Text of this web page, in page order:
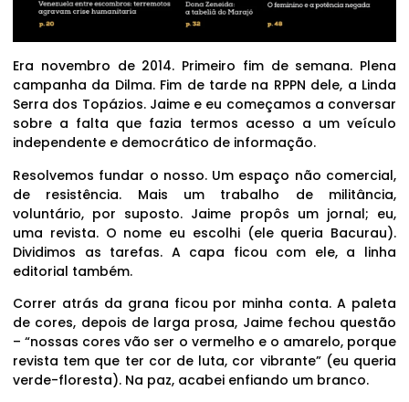
Era novembro de 2014. Primeiro fim de semana. Plena
campanha da Dilma. Fim de tarde na RPPN dele, a Linda
Serra dos Topázios. Jaime e eu começamos a conversar
sobre a falta que fazia termos acesso a um veículo
independente e democrático de informação.
Resolvemos fundar o nosso. Um espaço não comercial,
de resistência. Mais um trabalho de militância,
voluntário, por suposto. Jaime propôs um jornal; eu,
uma revista. O nome eu escolhi (ele queria Bacurau).
Dividimos as tarefas. A capa ficou com ele, a linha
editorial também.
Correr atrás da grana ficou por minha conta. A paleta
de cores, depois de larga prosa, Jaime fechou questão
– “nossas cores vão ser o vermelho e o amarelo, porque
revista tem que ter cor de luta, cor vibrante” (eu queria
verde-floresta). Na paz, acabei enfiando um branco.